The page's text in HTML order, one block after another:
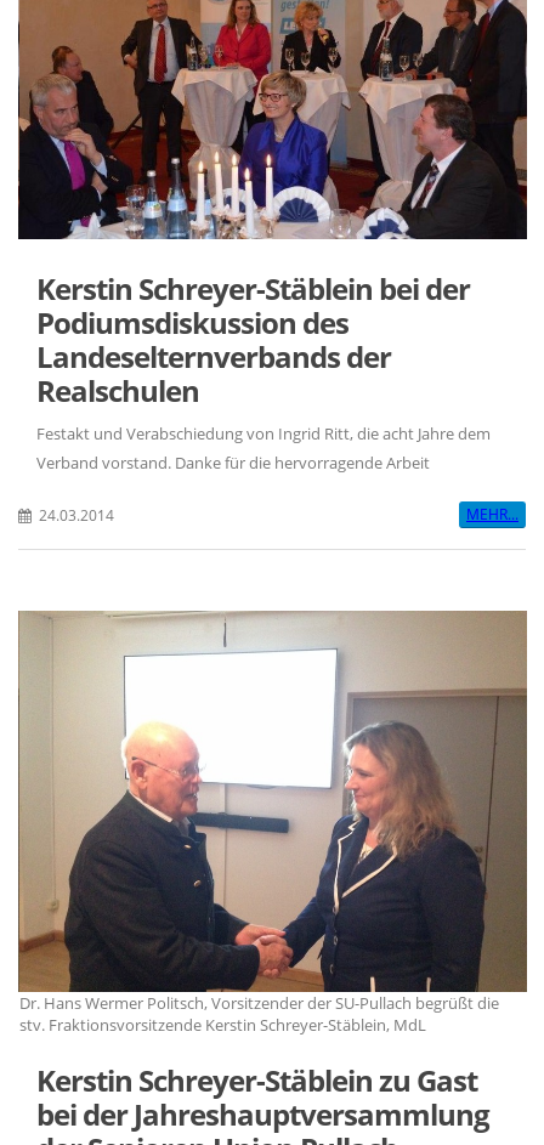
Kerstin Schreyer-Stäblein bei der
Podiumsdiskussion des
Landeselternverbands der
Realschulen
Festakt und Verabschiedung von Ingrid Ritt, die acht Jahre dem
Verband vorstand. Danke für die hervorragende Arbeit
24.03.2014 MEHR...
Dr. Hans Wermer Politsch, Vorsitzender der SU-Pullach begrüßt die
stv. Fraktionsvorsitzende Kerstin Schreyer-Stäblein, MdL
Kerstin Schreyer-Stäblein zu Gast
bei der Jahreshauptversammlung